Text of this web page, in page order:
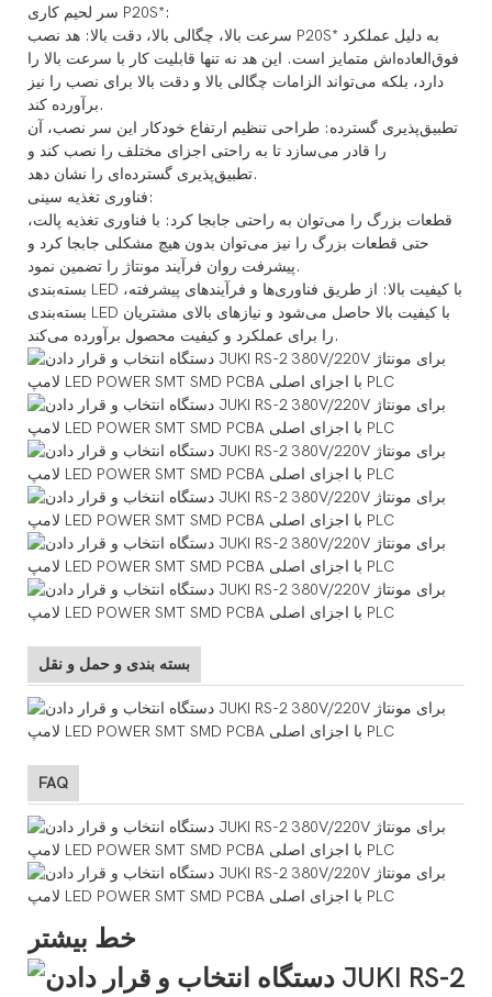
سر لحیم کاری P20S*:
سرعت بالا، چگالی بالا، دقت بالا: هد نصب P20S* به دلیل عملکرد
فوق‌العاده‌اش متمایز است. این هد نه تنها قابلیت کار با سرعت بالا را
دارد، بلکه می‌تواند الزامات چگالی بالا و دقت بالا برای نصب را نیز
برآورده کند.
تطبیق‌پذیری گسترده: طراحی تنظیم ارتفاع خودکار این سر نصب، آن
را قادر می‌سازد تا به راحتی اجزای مختلف را نصب کند و
تطبیق‌پذیری گسترده‌ای را نشان دهد.
فناوری تغذیه سینی:
قطعات بزرگ را می‌توان به راحتی جابجا کرد: با فناوری تغذیه پالت،
حتی قطعات بزرگ را نیز می‌توان بدون هیچ مشکلی جابجا کرد و
پیشرفت روان فرآیند مونتاژ را تضمین نمود.
بسته‌بندی LED با کیفیت بالا: از طریق فناوری‌ها و فرآیندهای پیشرفته،
بسته‌بندی LED با کیفیت بالا حاصل می‌شود و نیازهای بالای مشتریان
را برای عملکرد و کیفیت محصول برآورده می‌کند.
بسته بندی و حمل و نقل
FAQ
خط بیشتر